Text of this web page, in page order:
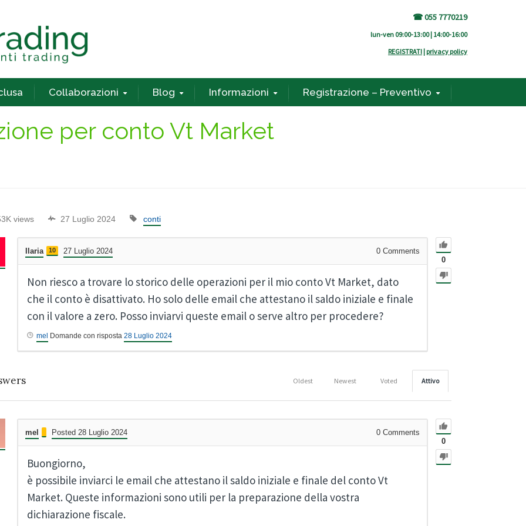
☎ 055 7770219
lun-ven 09:00-13:00 | 14:00-16:00
REGISTRATI | privacy policy
Collaborazioni Blog Informazioni Registrazione – Preventivo
per conto Vt Market
views 27 Luglio 2024 conti
0
Ilaria 10 27 Luglio 2024 0 Comments
Non riesco a trovare lo storico delle operazioni per il mio conto Vt Market, dato
che il conto è disattivato. Ho solo delle email che attestano il saldo iniziale e finale
con il valore a zero. Posso inviarvi queste email o serve altro per procedere?
mel Domande con risposta 28 Luglio 2024
Attivo
Voted
Newest
Oldest
0
mel Posted 28 Luglio 2024 0 Comments
Buongiorno,
è possibile inviarci le email che attestano il saldo iniziale e finale del conto Vt
Market. Queste informazioni sono utili per la preparazione della vostra
dichiarazione fiscale.